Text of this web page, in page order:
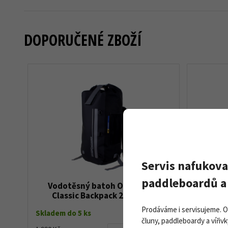
DOPORUČENÉ ZBOŽÍ
Vodotěsný batoh OverBoard
Classic Backpack 20L black
Skladem do 5 ks Skladem
Servis
paddleboardů
Prodáváme i servisujeme.
čluny, paddleboardy a